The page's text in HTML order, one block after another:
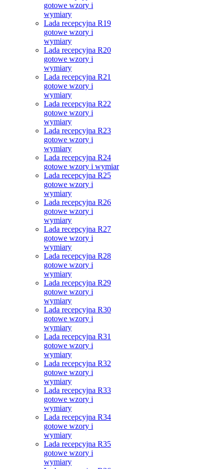
gotowe wzory i
wymiary
Lada recepcyjna R19
gotowe wzory i
wymiary
Lada recepcyjna R20
gotowe wzory i
wymiary
Lada recepcyjna R21
gotowe wzory i
wymiary
Lada recepcyjna R22
gotowe wzory i
wymiary
Lada recepcyjna R23
gotowe wzory i
wymiary
Lada recepcyjna R24
gotowe wzory i wymiar
Lada recepcyjna R25
gotowe wzory i
wymiary
Lada recepcyjna R26
gotowe wzory i
wymiary
Lada recepcyjna R27
gotowe wzory i
wymiary
Lada recepcyjna R28
gotowe wzory i
wymiary
Lada recepcyjna R29
gotowe wzory i
wymiary
Lada recepcyjna R30
gotowe wzory i
wymiary
Lada recepcyjna R31
gotowe wzory i
wymiary
Lada recepcyjna R32
gotowe wzory i
wymiary
Lada recepcyjna R33
gotowe wzory i
wymiary
Lada recepcyjna R34
gotowe wzory i
wymiary
Lada recepcyjna R35
gotowe wzory i
wymiary